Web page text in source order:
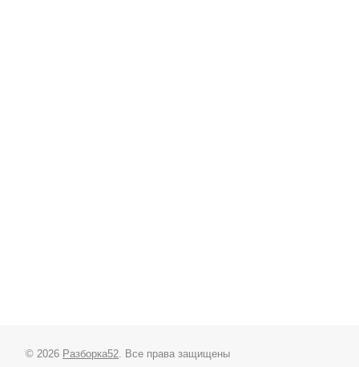
© 2026 Разборка52. Все права защищены